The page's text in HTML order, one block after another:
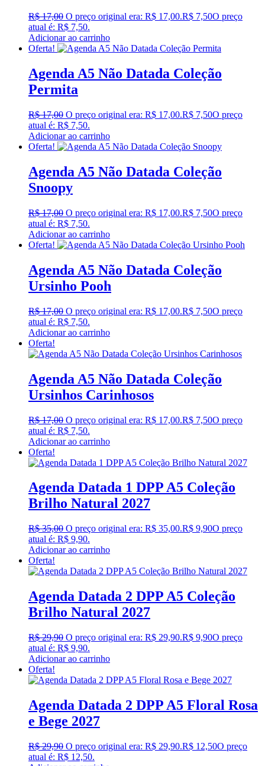
R$17,00 O preço original era: R$ 17,00.R$ 7,50O preço
atual é: R$ 7,50.
Adicionar ao carrinho
Oferta!
Agenda A5 Não Datada Coleção
Permita
R$17,00 O preço original era: R$ 17,00.R$ 7,50O preço
atual é: R$ 7,50.
Adicionar ao carrinho
Oferta!
Agenda A5 Não Datada Coleção
Snoopy
R$17,00 O preço original era: R$ 17,00.R$ 7,50O preço
atual é: R$ 7,50.
Adicionar ao carrinho
Oferta!
Agenda A5 Não Datada Coleção
Ursinho Pooh
R$17,00 O preço original era: R$ 17,00.R$ 7,50O preço
atual é: R$ 7,50.
Adicionar ao carrinho
Oferta!
Agenda A5 Não Datada Coleção
Ursinhos Carinhosos
R$17,00 O preço original era: R$ 17,00.R$ 7,50O preço
atual é: R$ 7,50.
Adicionar ao carrinho
Oferta!
Agenda Datada 1 DPP A5 Coleção
Brilho Natural 2027
R$35,00 O preço original era: R$ 35,00.R$ 9,90O preço
atual é: R$ 9,90.
Adicionar ao carrinho
Oferta!
Agenda Datada 2 DPP A5 Coleção
Brilho Natural 2027
R$29,90 O preço original era: R$ 29,90.R$ 9,90O preço
atual é: R$ 9,90.
Adicionar ao carrinho
Oferta!
Agenda Datada 2 DPP A5 Floral Rosa
e Bege 2027
R$29,90 O preço original era: R$ 29,90.R$ 12,50O preço
atual é: R$ 12,50.